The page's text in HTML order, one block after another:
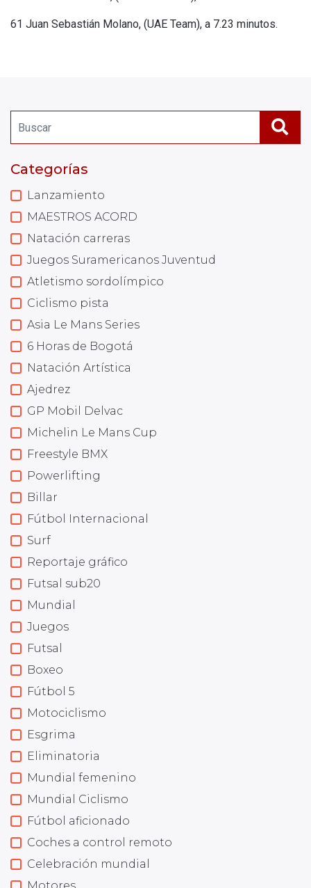
Categorías
Lanzamiento
MAESTROS ACORD
Natación carreras
Juegos Suramericanos Juventud
Atletismo sordolímpico
Ciclismo pista
Asia Le Mans Series
6 Horas de Bogotá
Natación Artística
Ajedrez
GP Mobil Delvac
Michelin Le Mans Cup
Freestyle BMX
Powerlifting
Billar
Fútbol Internacional
Surf
Reportaje gráfico
Futsal sub20
Mundial
Juegos
Futsal
Boxeo
Fútbol 5
Motociclismo
Esgrima
Eliminatoria
Mundial femenino
Mundial Ciclismo
Fútbol aficionado
Coches a control remoto
Celebración mundial
61 Juan Sebastián Molano, (UAE Team), a 7.23 minutos.